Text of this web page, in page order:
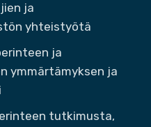
ja
yhteistyötä
ja
ymmärtämyksen ja
tutkimusta,